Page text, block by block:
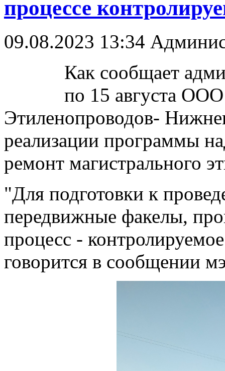
процессе
09.08.2023 13:34
Как сообщает
по 15 августа
Этиленопроводов-
реализации программы
ремонт магистрального
"Для подготовки к
передвижные факелы,
процесс -
говорится в сообщении